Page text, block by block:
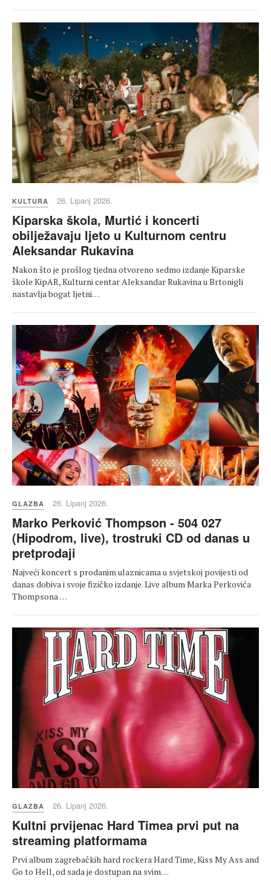
KULTURA 26. Lipanj 2026.
Kiparska škola, Murtić i koncerti
obilježavaju ljeto u Kulturnom centru
Aleksandar Rukavina
Nakon što je prošlog tjedna otvoreno sedmo izdanje Kiparske
škole KipAR, Kulturni centar Aleksandar Rukavina u Brtonigli
nastavlja bogat ljetni…
GLAZBA 26. Lipanj 2026.
Marko Perković Thompson - 504 027
(Hipodrom, live), trostruki CD od danas u
pretprodaji
Najveći koncert s prodanim ulaznicama u svjetskoj povijesti od
danas dobiva i svoje fizičko izdanje. Live album Marka Perkovića
Thompsona …
GLAZBA 26. Lipanj 2026.
Kultni prvijenac Hard Timea prvi put na
streaming platformama
Prvi album zagrebačkih hard rockera Hard Time, Kiss My Ass and
Go to Hell, od sada je dostupan na svim…